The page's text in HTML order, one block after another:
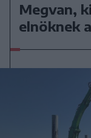
Megvan,
elnöknek